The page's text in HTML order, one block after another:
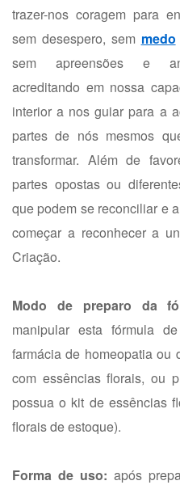
trazer-nos coragem para
sem desespero, sem medo
sem apreensões e
acreditando em nossa
interior a nos guiar para a
partes de nós mesmos
transformar. Além de
partes opostas ou
que podem se reconciliar e
começar a reconhecer a
Criação.
Modo de preparo da
manipular esta fórmula
farmácia de homeopatia ou
com essências florais, ou
possua o kit de essências
florais de estoque).
Forma de uso: após